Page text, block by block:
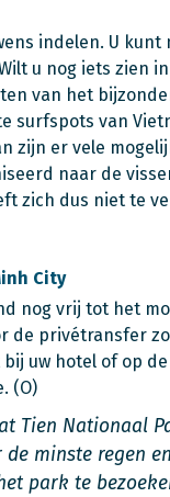
indelen. U
u nog iets zien
van het
surfspots van
zijn er vele
naar de
zich dus niet te
City
nog vrij tot het
de privétransfer
uw hotel of op
(O)
Tien Nationaal
minste regen
park te